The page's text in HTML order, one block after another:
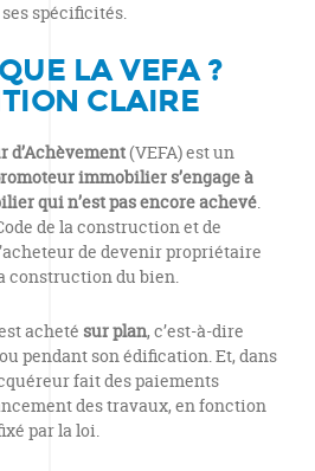
spécificités.
LA VEFA ?
CLAIRE
d’Achèvement(VEFA) est un
immobilier s’engage à
qui n’est pas encore achevé.
de la construction et de
de devenir propriétaire
construction du bien.
acheté sur plan, c’est-à-dire
pendant son édification. Et, dans
fait des paiements
des travaux, en fonction
par la loi.